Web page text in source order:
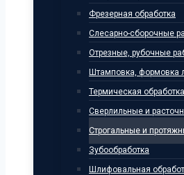
Фрезерная обработка
Слесарно-сборочные
Отрезные, рубочные
Штамповка, формовка
Термическая обработка
Сверлильные и
Строгальные и
Зубообработка
Шлифовальная